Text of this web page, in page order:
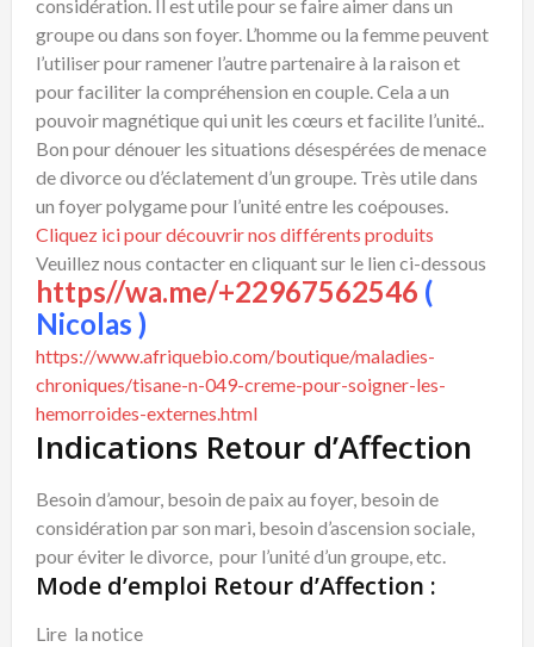
considération. Il est utile pour se faire aimer dans un
groupe ou dans son foyer. L’homme ou la femme peuvent
l’utiliser pour ramener l’autre partenaire à la raison et
pour faciliter la compréhension en couple. Cela a un
pouvoir magnétique qui unit les cœurs et facilite l’unité..
Bon pour dénouer les situations désespérées de menace
de divorce ou d’éclatement d’un groupe. Très utile dans
un foyer polygame pour l’unité entre les coépouses.
Cliquez ici pour découvrir nos différents produits
Veuillez nous contacter en cliquant sur le lien ci-dessous
https//wa.me/+22967562546 (
Nicolas )
https://www.afriquebio.com/boutique/maladies-
chroniques/tisane-n-049-creme-pour-soigner-les-
hemorroides-externes.html
Indications Retour d’Affection
Besoin d’amour, besoin de paix au foyer, besoin de
considération par son mari, besoin d’ascension sociale,
pour éviter le divorce, pour l’unité d’un groupe, etc.
Mode d’emploi Retour d’Affection :
Lire la notice